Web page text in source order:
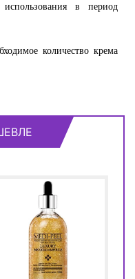
в период
количество крема